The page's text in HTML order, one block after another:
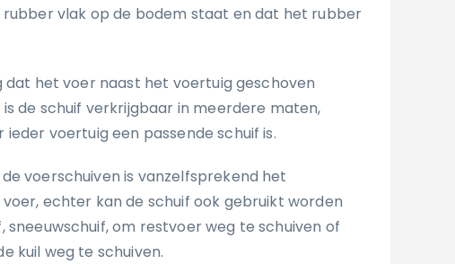
vlak op de bodem staat en dat het rubber
dat het voer naast het voertuig geschoven
de schuif verkrijgbaar in meerdere maten,
voertuig een passende schuif is.
voerschuiven is vanzelfsprekend het
echter kan de schuif ook gebruikt worden
sneeuwschuif, om restvoer weg te schuiven of
kuil weg te schuiven.